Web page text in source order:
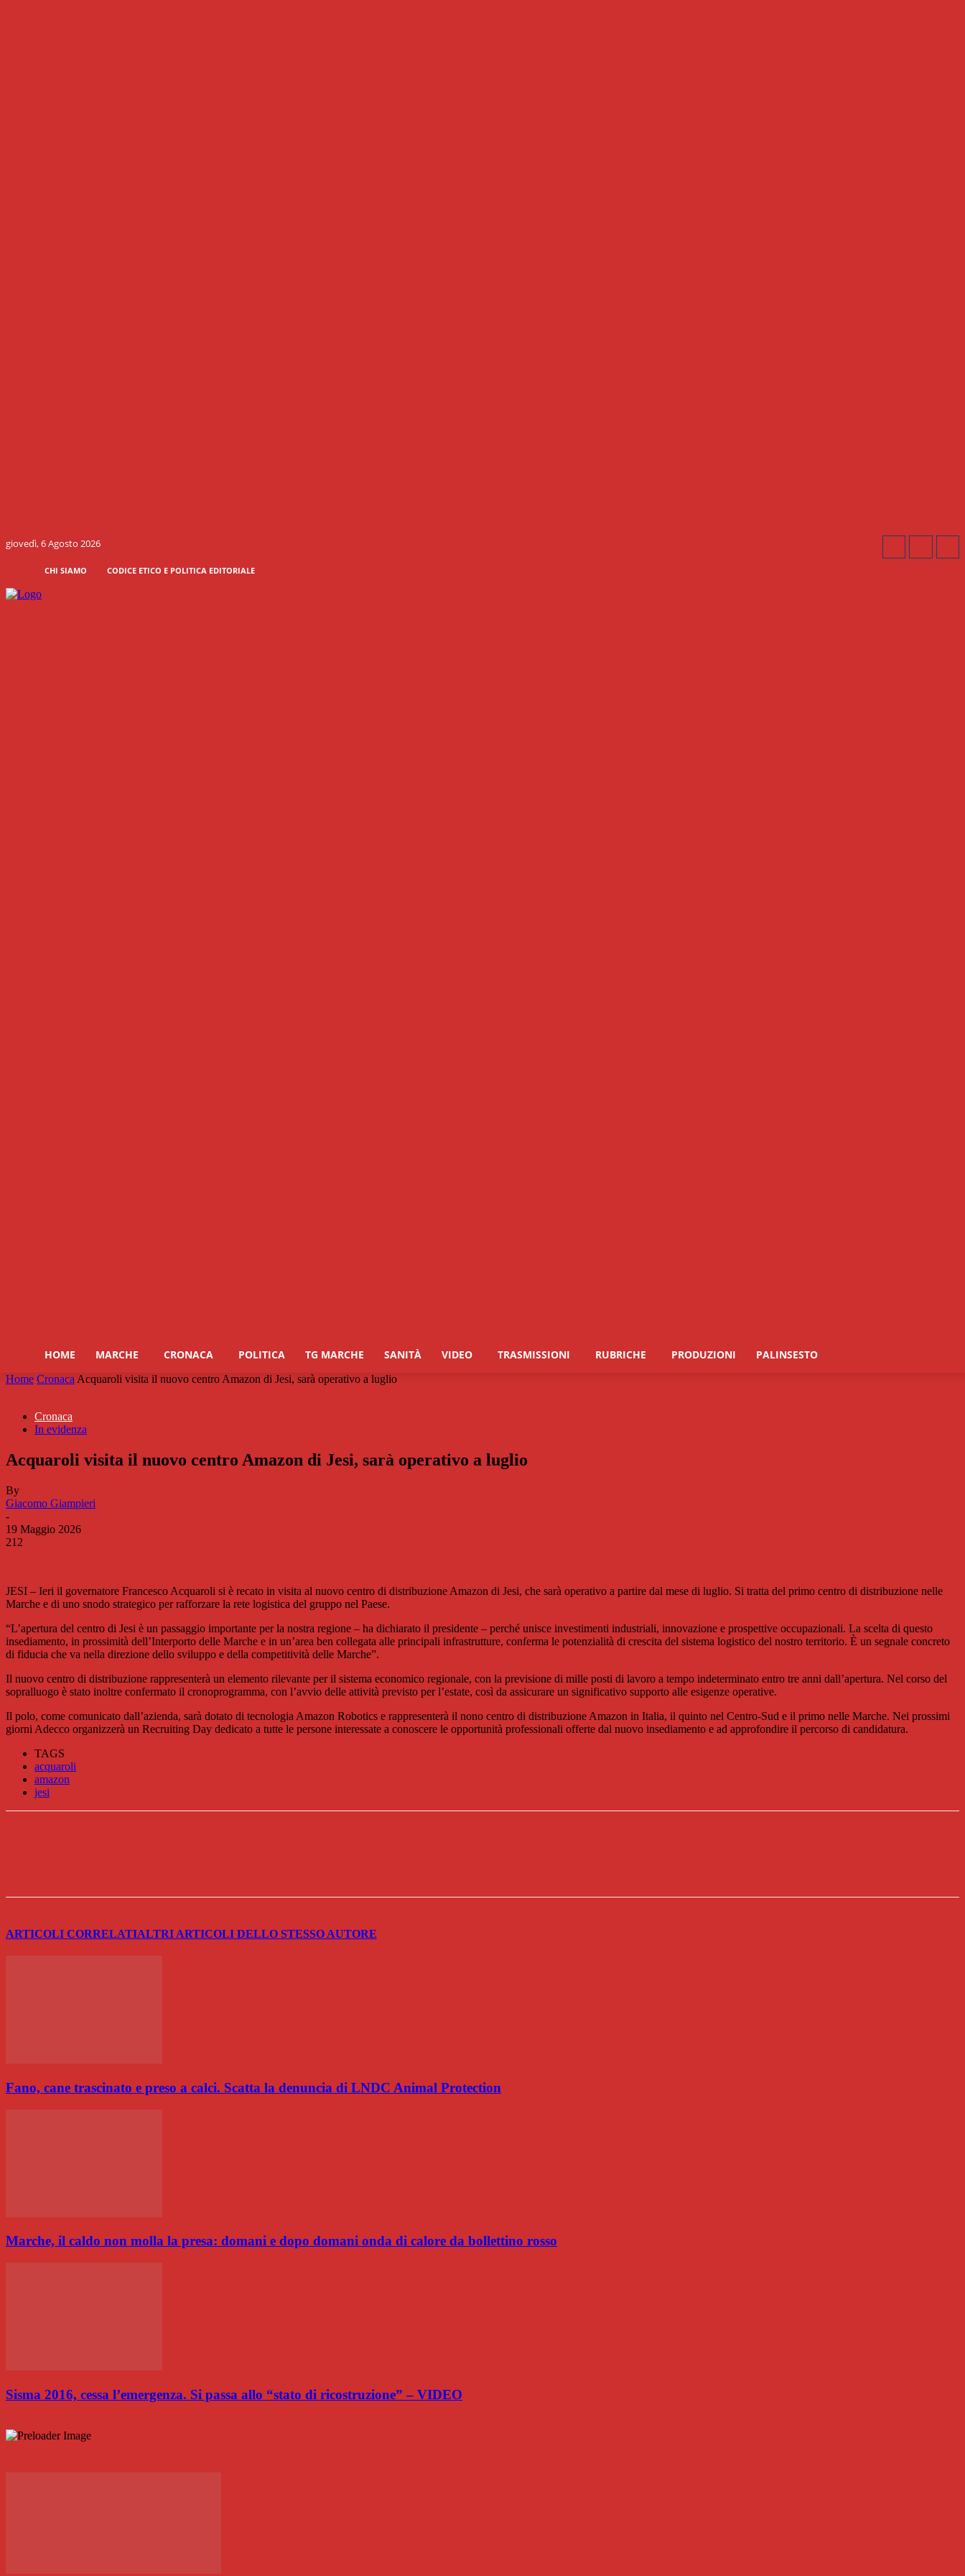
giovedì, 6 Agosto 2026
CHI SIAMO CODICE ETICO E POLITICA EDITORIALE
HOME MARCHE CRONACA POLITICA TG MARCHE SANITÀ VIDEO TRASMISSIONI RUBRICHE PRODUZIONI PALINSESTO
Home Cronaca Acquaroli visita il nuovo centro Amazon di Jesi, sarà operativo a luglio
Cronaca
In evidenza
Acquaroli visita il nuovo centro Amazon di Jesi, sarà operativo a luglio
By
Giacomo Giampieri
-
19 Maggio 2026
212
JESI – Ieri il governatore Francesco Acquaroli si è recato in visita al nuovo centro di distribuzione Amazon di Jesi, che sarà operativo a partire dal mese di luglio. Si tratta del primo centro di distribuzione nelle
Marche e di uno snodo strategico per rafforzare la rete logistica del gruppo nel Paese.
“L’apertura del centro di Jesi è un passaggio importante per la nostra regione – ha dichiarato il presidente – perché unisce investimenti industriali, innovazione e prospettive occupazionali. La scelta di questo
insediamento, in prossimità dell’Interporto delle Marche e in un’area ben collegata alle principali infrastrutture, conferma le potenzialità di crescita del sistema logistico del nostro territorio. È un segnale concreto
di fiducia che va nella direzione dello sviluppo e della competitività delle Marche”.
Il nuovo centro di distribuzione rappresenterà un elemento rilevante per il sistema economico regionale, con la previsione di mille posti di lavoro a tempo indeterminato entro tre anni dall’apertura. Nel corso del
sopralluogo è stato inoltre confermato il cronoprogramma, con l’avvio delle attività previsto per l’estate, così da assicurare un significativo supporto alle esigenze operative.
Il polo, come comunicato dall’azienda, sarà dotato di tecnologia Amazon Robotics e rappresenterà il nono centro di distribuzione Amazon in Italia, il quinto nel Centro-Sud e il primo nelle Marche. Nei prossimi
giorni Adecco organizzerà un Recruiting Day dedicato a tutte le persone interessate a conoscere le opportunità professionali offerte dal nuovo insediamento e ad approfondire il percorso di candidatura.
TAGS
acquaroli
amazon
jesi
ARTICOLI CORRELATIALTRI ARTICOLI DELLO STESSO AUTORE
Fano, cane trascinato e preso a calci. Scatta la denuncia di LNDC Animal Protection
Marche, il caldo non molla la presa: domani e dopo domani onda di calore da bollettino rosso
Sisma 2016, cessa l’emergenza. Si passa allo “stato di ricostruzione” – VIDEO